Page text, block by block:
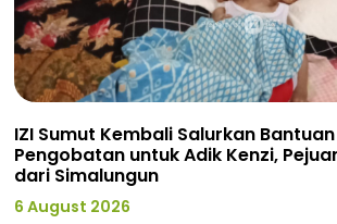
IZI Sumut Kembali Salurkan
Pengobatan untuk Adik Kenzi,
dari Simalungun
6 August 2026